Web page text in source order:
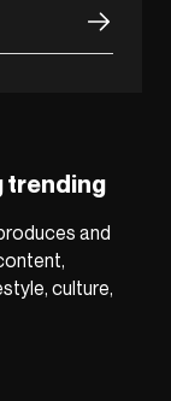
trending
and
culture,